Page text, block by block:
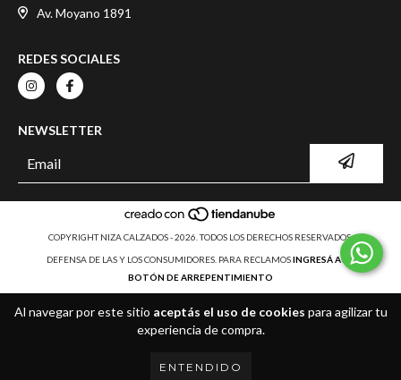
Al navegar por este sitio aceptás el uso de cookies para agilizar tu
experiencia de compra.
ENTENDIDO
Av. Moyano 1891
REDES SOCIALES
NEWSLETTER
COPYRIGHT NIZA CALZADOS - 2026. TODOS LOS DERECHOS RESERVADOS.
DEFENSA DE LAS Y LOS CONSUMIDORES. PARA RECLAMOS INGRESÁ ACÁ.
BOTÓN DE ARREPENTIMIENTO